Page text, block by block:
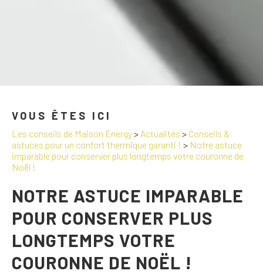
VOUS ÊTES ICI
Les conseils de Maison Energy> Actualités > Conseils &
astuces pour un confort thermique garanti ! > Notre astuce
imparable pour conserver plus longtemps votre couronne de
Noël !
NOTRE ASTUCE IMPARABLE
POUR CONSERVER PLUS
LONGTEMPS VOTRE
COURONNE DE NOËL !